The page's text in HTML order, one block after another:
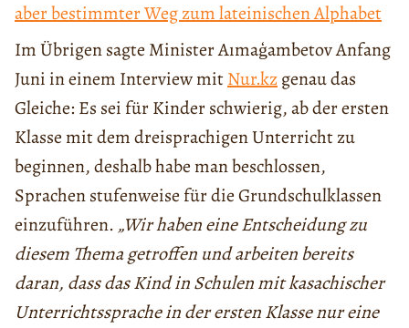
aber bestimmter Weg zum lateinischen Alphabet
Im Übrigen sagte Minister Aımaģambetov Anfang
Juni in einem Interview mitNur.kzgenau das
Gleiche: Es sei für Kinder schwierig, ab der ersten
Klasse mit dem dreisprachigen Unterricht zu
beginnen, deshalb habe man beschlossen,
Sprachen stufenweise für die Grundschulklassen
einzuführen. „Wir haben eine Entscheidung zu
diesem Thema getroffen und arbeiten bereits
daran, dass das Kind in Schulen mit kasachischer
Unterrichtssprache in der ersten Klasse nur eine